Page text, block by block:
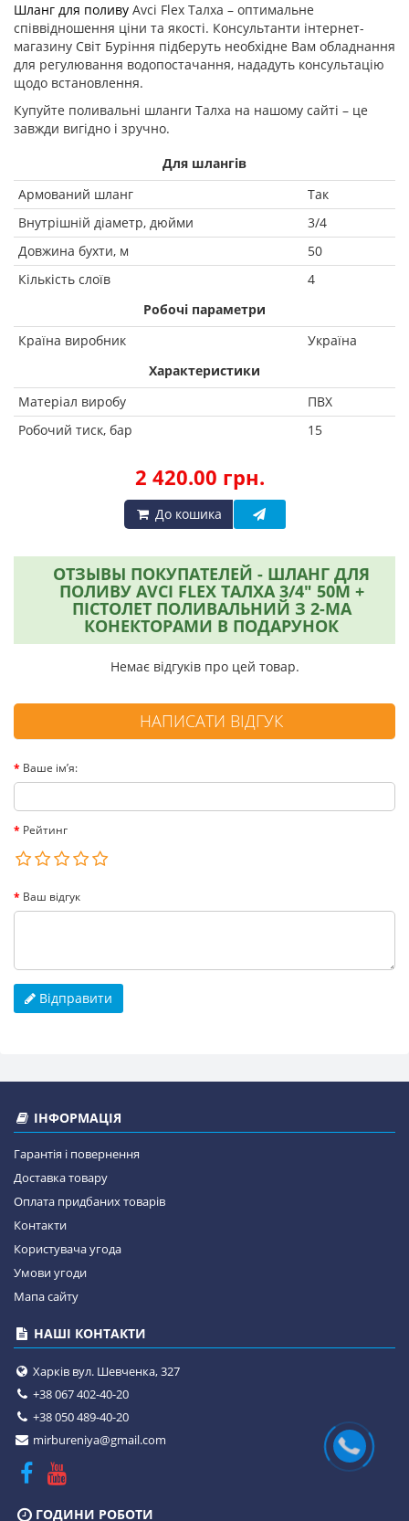
Шланг для поливу Avci Flex Талха – оптимальне
співвідношення ціни та якості. Консультанти інтернет-
магазину Світ Буріння підберуть необхідне Вам обладнання
для регулювання водопостачання, нададуть консультацію
щодо встановлення.
Купуйте поливальні шланги Талха на нашому сайті – це
завжди вигідно і зручно.
Для шлангів
Армований шланг
Так
Внутрішній діаметр, дюйми
3/4
Довжина бухти, м
50
Кількість слоїв
4
Робочі параметри
Країна виробник
Україна
Характеристики
Матеріал виробу
ПВХ
Робочий тиск, бар
15
2 420.00 грн.
До кошика
ОТЗЫВЫ ПОКУПАТЕЛЕЙ - ШЛАНГ ДЛЯ
ПОЛИВУ AVCI FLEX ТАЛХА 3/4" 50М +
ПІСТОЛЕТ ПОЛИВАЛЬНИЙ З 2-МА
КОНЕКТОРАМИ В ПОДАРУНОК
Немає відгуків про цей товар.
НАПИСАТИ ВІДГУК
Ваше ім’я:
Рейтинг
Ваш відгук
Відправити
ІНФОРМАЦІЯ
Гарантія і повернення
Доставка товару
Оплата придбаних товарів
Контакти
Користувача угода
Умови угоди
Мапа сайту
НАШІ КОНТАКТИ
Харків вул. Шевченка, 327
+38 067 402-40-20
+38 050 489-40-20
mirbureniya@gmail.com
ГОДИНИ РОБОТИ